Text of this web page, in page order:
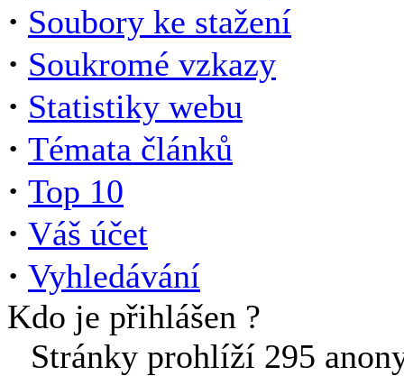
· Soubory ke stažení
· Soukromé vzkazy
· Statistiky webu
· Témata článků
· Top 10
· Váš účet
· Vyhledávání
Kdo je přihlášen ?
Stránky prohlíží 295